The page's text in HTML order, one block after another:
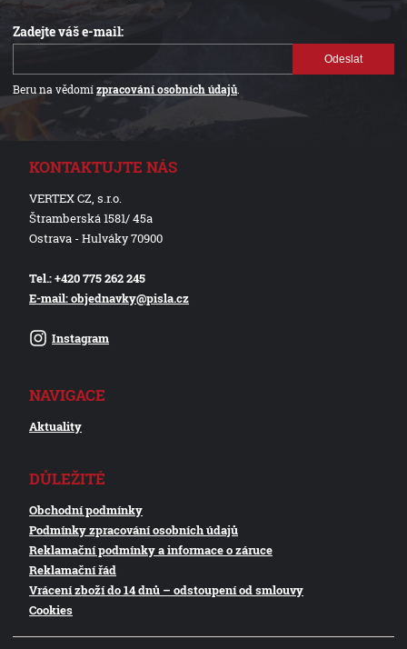
Zadejte váš e-mail:
Odeslat
Beru na vědomízpracování osobních údajů.
KONTAKTUJTE NÁS
VERTEX CZ, s.r.o.
Štramberská 1581/ 45a
Ostrava - Hulváky 70900
Tel.: +420 775 262 245
E-mail: objednavky@pisla.cz
Instagram
NAVIGACE
Aktuality
DŮLEŽITÉ
Obchodní podmínky
Podmínky zpracování osobních údajů
Reklamační podmínky a informace o záruce
Reklamační řád
Vrácení zboží do 14 dnů – odstoupení od smlouvy
Cookies